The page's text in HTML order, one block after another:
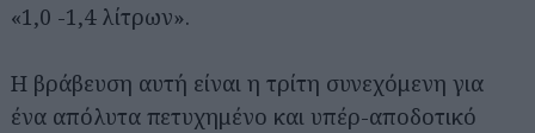
«1,0 -1,4 λίτρων».
Η βράβευση αυτή είναι η τρίτη συνεχόμενη για
ένα απόλυτα πετυχημένο και υπέρ-αποδοτικό